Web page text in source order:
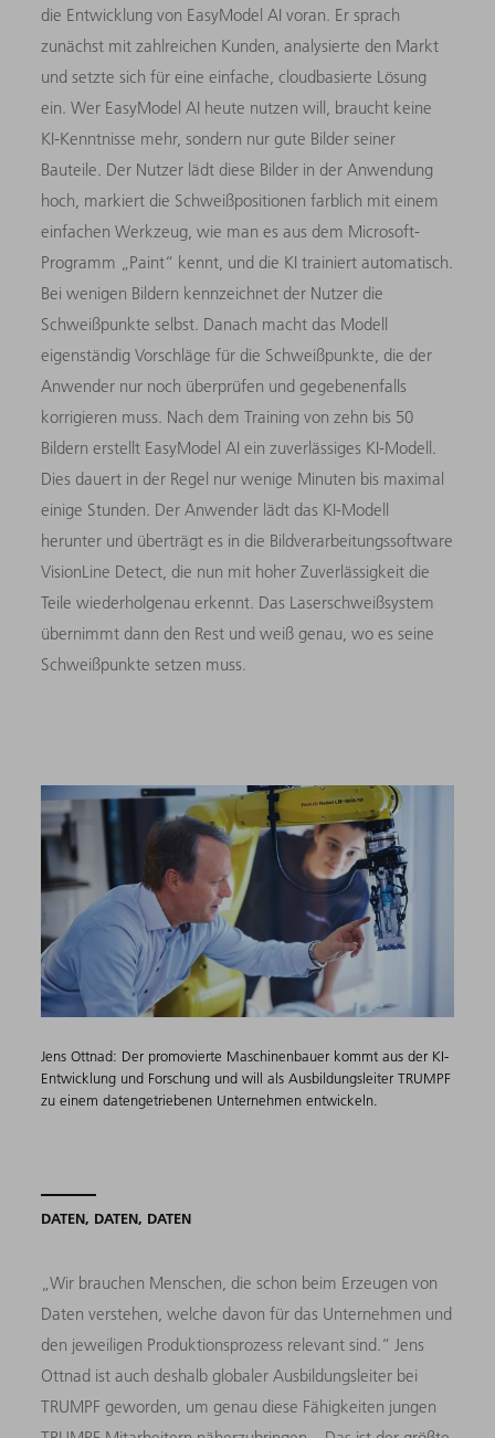
die Entwicklung von EasyModel AI voran. Er sprach
zunächst mit zahlreichen Kunden, analysierte den Markt
und setzte sich für eine einfache, cloudbasierte Lösung
ein. Wer EasyModel AI heute nutzen will, braucht keine
KI-Kenntnisse mehr, sondern nur gute Bilder seiner
Bauteile. Der Nutzer lädt diese Bilder in der Anwendung
hoch, markiert die Schweißpositionen farblich mit einem
einfachen Werkzeug, wie man es aus dem Microsoft-
Programm „Paint“ kennt, und die KI trainiert automatisch.
Bei wenigen Bildern kennzeichnet der Nutzer die
Schweißpunkte selbst. Danach macht das Modell
eigenständig Vorschläge für die Schweißpunkte, die der
Anwender nur noch überprüfen und gegebenenfalls
korrigieren muss. Nach dem Training von zehn bis 50
Bildern erstellt EasyModel AI ein zuverlässiges KI-Modell.
Dies dauert in der Regel nur wenige Minuten bis maximal
einige Stunden. Der Anwender lädt das KI-Modell
herunter und überträgt es in die Bildverarbeitungssoftware
VisionLine Detect, die nun mit hoher Zuverlässigkeit die
Teile wiederholgenau erkennt. Das Laserschweißsystem
übernimmt dann den Rest und weiß genau, wo es seine
Schweißpunkte setzen muss.
Jens Ottnad: Der promovierte Maschinenbauer kommt aus der KI-
Entwicklung und Forschung und will als Ausbildungsleiter TRUMPF
zu einem datengetriebenen Unternehmen entwickeln.
DATEN, DATEN, DATEN
„Wir brauchen Menschen, die schon beim Erzeugen von
Daten verstehen, welche davon für das Unternehmen und
den jeweiligen Produktionsprozess relevant sind.“ Jens
Ottnad ist auch deshalb globaler Ausbildungsleiter bei
TRUMPF geworden, um genau diese Fähigkeiten jungen